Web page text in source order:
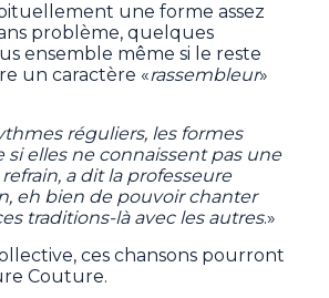
une forme assez
problème, quelques
ensemble même si le reste
un caractère «rassembleur»
réguliers, les formes
elles ne connaissent pas une
a dit la professeure
eh bien de pouvoir chanter
traditions-là avec les autres.»
ces chansons pourront
Couture.